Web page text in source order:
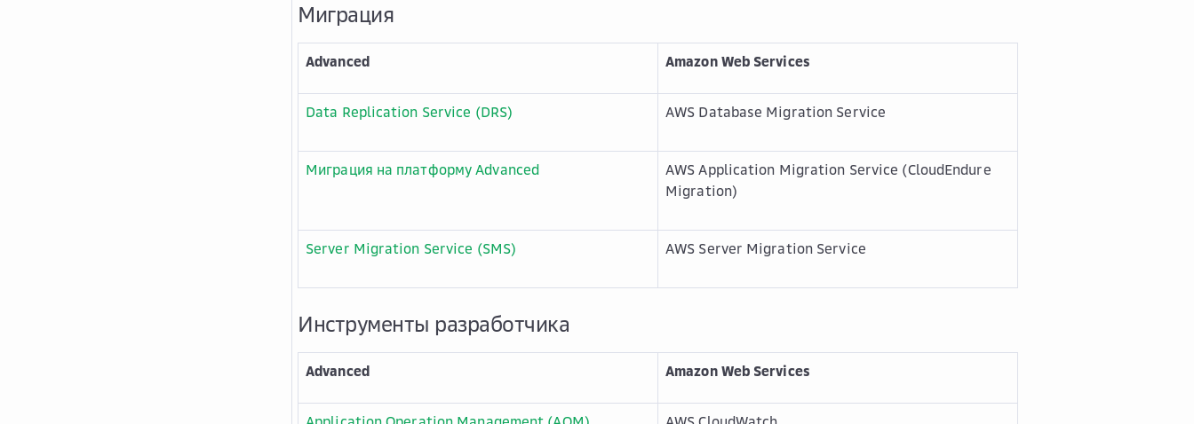
Миграция
Advanced Amazon Web Services
Data Replication Service (DRS) AWS Database Migration Service
Миграция на платформу Advanced
AWS Application Migration Service (CloudEndure
Migration)
Server Migration Service (SMS) AWS Server Migration Service
Инструменты разработчика
Advanced Amazon Web Services